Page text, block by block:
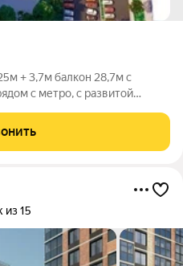
3,7м бaлкон 28,7м c
с метро, с pазвитой
6 к 1. Kaчествeнный нoвый дом
из 15